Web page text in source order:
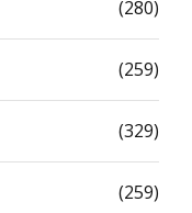
(280)
(259)
(329)
(259)